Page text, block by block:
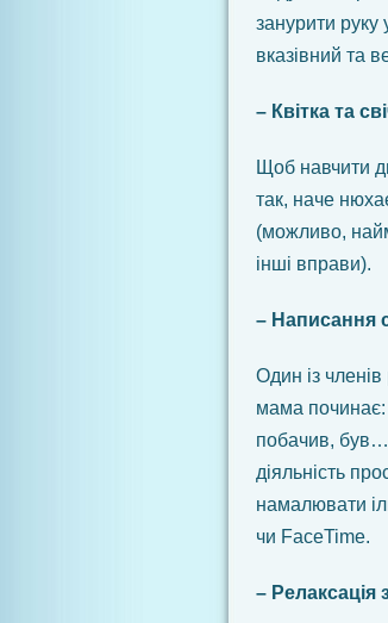
занурити руку
вказівний та
– Квітка та
Щоб навчити
так, наче
(можливо,
інші вправи).
– Написання
Один із
мама починає:
побачив,
діяльність
намалювати
чи FaceTime.
– Релаксація